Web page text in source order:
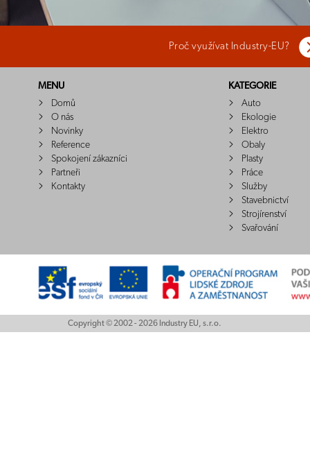
Proč využívat Industry-EU?
MENU
Domů
O nás
Novinky
Reference
Spokojení zákazníci
Partneři
Kontakty
KATEGORIE
Auto
Ekologie
Elektro
Obaly
Plasty
Práce
Služby
Stavebnictví
Strojírenství
Svařování
Copyright © 2002 - 2026 Industry EU, s.r.o.